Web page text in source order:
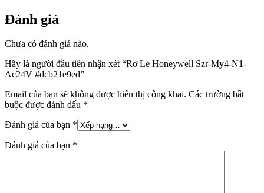
Đánh giá
Chưa có đánh giá nào.
Hãy là người đầu tiên nhận xét “Rơ Le Honeywell Szr-My4-N1-
Ac24V #dcb21e9ed”
Email của bạn sẽ không được hiển thị công khai. Các trường bắt
buộc được đánh dấu *
Đánh giá của bạn *
Đánh giá của bạn *